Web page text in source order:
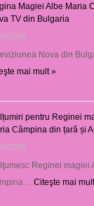
Magiei Albe Maria
TV din Bulgaria
2025
Nova din
mai mult »
pentru Reginei
Câmpina din țară și
2025
Reginei magiei
… Citeşte mai